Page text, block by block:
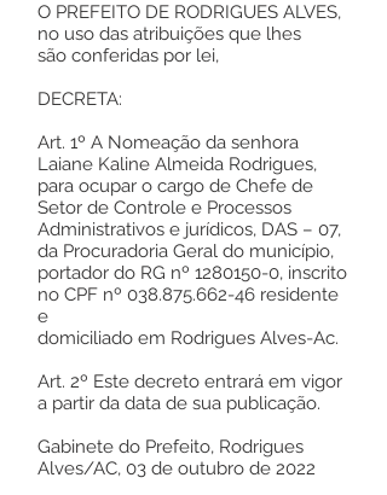
O PREFEITO DE RODRIGUES ALVES,
no uso das atribuições que lhes
são conferidas por lei,
DECRETA:
Art. 1º A Nomeação da senhora
Laiane Kaline Almeida Rodrigues,
para ocupar o cargo de Chefe de
Setor de Controle e Processos
Administrativos e jurídicos, DAS – 07,
da Procuradoria Geral do município,
portador do RG nº 1280150-0, inscrito
no CPF nº 038.875.662-46 residente
e
domiciliado em Rodrigues Alves-Ac.
Art. 2º Este decreto entrará em vigor
a partir da data de sua publicação.
Gabinete do Prefeito, Rodrigues
Alves/AC, 03 de outubro de 2022